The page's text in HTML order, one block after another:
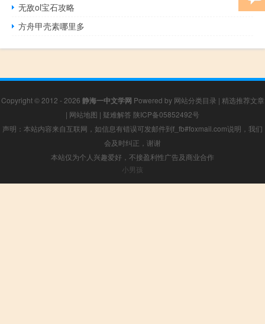
无敌ol宝石攻略
方舟甲壳素哪里多
Copyright © 2012 - 2026 静海一中文学网 Powered by 网站分类目录 | 精选推荐文章
| 网站地图 | 疑难解答 陕ICP备05852492号
声明：本站内容来自互联网，如信息有错误可发邮件到f_fb#foxmail.com说明，我们
会及时纠正，谢谢
本站仅为个人兴趣爱好，不接盈利性广告及商业合作
小男孩